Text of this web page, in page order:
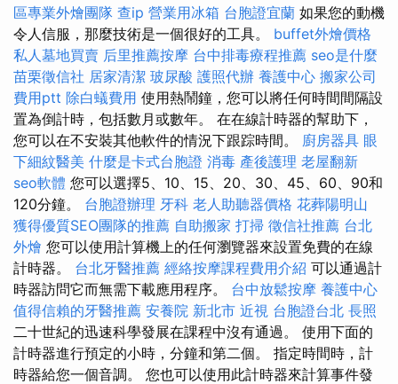
區專業外燴團隊 查ip 營業用冰箱 台胞證宜蘭 如果您的動機
令人信服，那麼技術是一個很好的工具。 buffet外燴價格
私人墓地買賣 后里推薦按摩 台中排毒療程推薦 seo是什麼
苗栗徵信社 居家清潔 玻尿酸 護照代辦 養護中心 搬家公司
費用ptt 除白蟻費用 使用熱鬧鐘，您可以將任何時間間隔設
置為倒計時，包括數月或數年。 在在線計時器的幫助下，
您可以在不安裝其他軟件的情況下跟踪時間。 廚房器具 眼
下細紋醫美 什麼是卡式台胞證 消毒 產後護理 老屋翻新
seo軟體 您可以選擇5、10、15、20、30、45、60、90和
120分鐘。 台胞證辦理 牙科 老人助聽器價格 花葬陽明山
獲得優質SEO團隊的推薦 自助搬家 打掃 徵信社推薦 台北
外燴 您可以使用計算機上的任何瀏覽器來設置免費的在線
計時器。 台北牙醫推薦 經絡按摩課程費用介紹 可以通過計
時器訪問它而無需下載應用程序。 台中放鬆按摩 養護中心
值得信賴的牙醫推薦 安養院 新北市 近視 台胞證台北 長照
二十世紀的迅速科學發展在課程中沒有通過。 使用下面的
計時器進行預定的小時，分​​鐘和第二個。 指定時間時，計
時器給您一個音調。 您也可以使用此計時器來計算事件發